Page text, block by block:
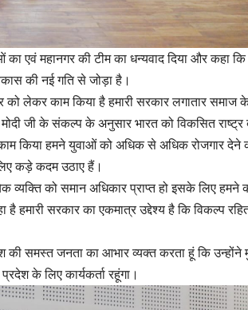
का एवं महानगर की टीम का धन्यवाद दिया और कहा
की नई गति से जोड़ा है।
को लेकर काम किया है हमारी सरकार लगातार समाज
जी के संकल्प के अनुसार भारत को विकसित राष्ट्र
किया हमने युवाओं को अधिक से अधिक रोजगार देने
कड़े कदम उठाए हैं।
व्यक्ति को समान अधिकार प्राप्त हो इसके लिए हमने
हमारी सरकार का एकमात्र उद्देश्य है कि विकल्प
की समस्त जनता का आभार व्यक्त करता हूं कि
के लिए कार्यकर्ता रहूंगा।